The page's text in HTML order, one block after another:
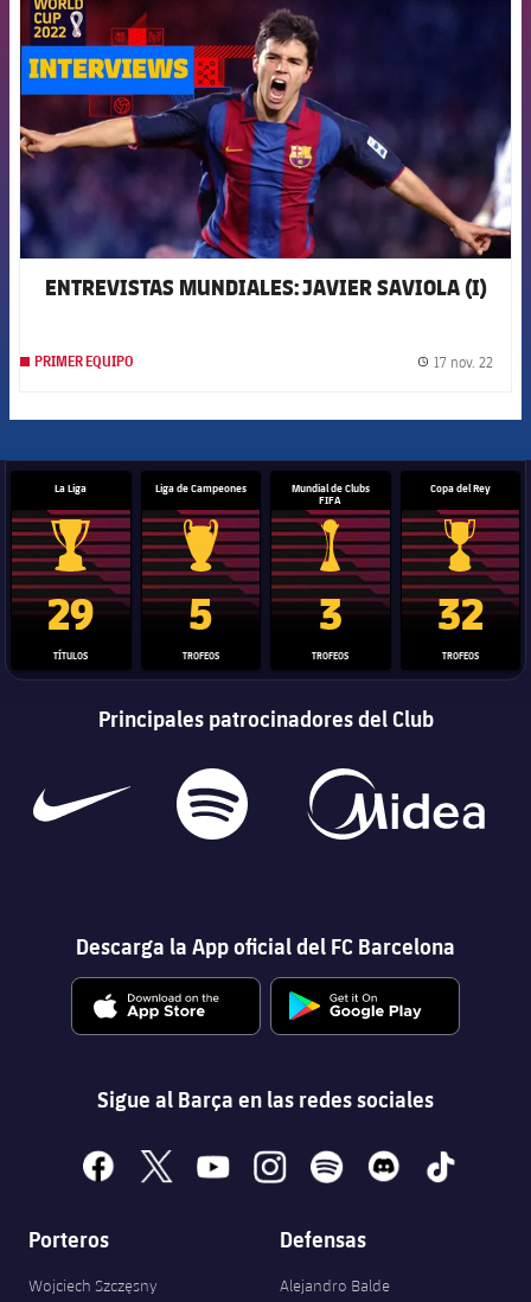
ENTREVISTAS MUNDIALES: JAVIER SAVIOLA (I)
PRIMER EQUIPO 17 nov. 22
La Liga
Trofeo de La Liga
29
TÍTULOS
Liga de Campeones
Trofeo de la Liga de Campeones
5
TROFEOS
Mundial de Clubs
FIFA
Trofeo del Mundial de
3
TROFEOS
Copa del Rey
Copa del
32
TROFEOS
Principales patrocinadores del Club
Descarga la App oficial del FC Barcelona
Sigue al Barça en las redes sociales
facebook
x youtubeinstagramspotify discord tiktok
Porteros
Wojciech Szczęsny
Defensas
Alejandro Balde